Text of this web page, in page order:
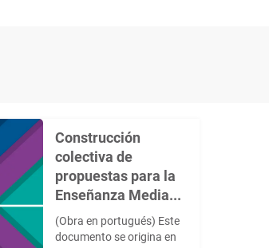
Construcción
colectiva de
propuestas para la
Enseñanza Media...
(Obra en portugués) Este
documento se origina en